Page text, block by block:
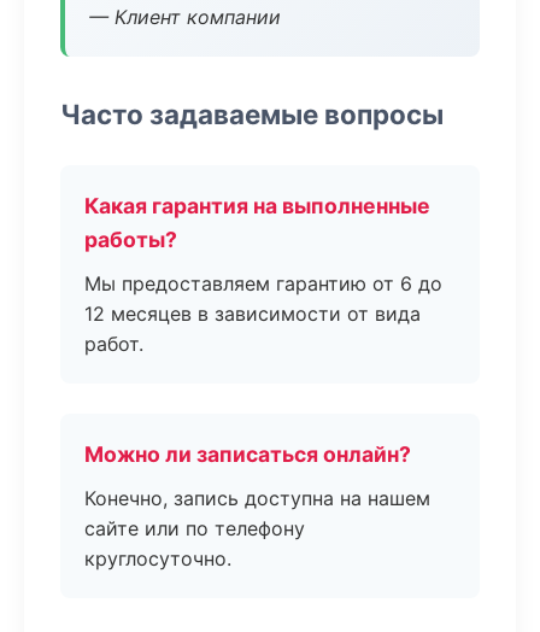
— Клиент компании
Часто задаваемые вопросы
Какая гарантия на выполненные
работы?
Мы предоставляем гарантию от 6 до
12 месяцев в зависимости от вида
работ.
Можно ли записаться онлайн?
Конечно, запись доступна на нашем
сайте или по телефону
круглосуточно.